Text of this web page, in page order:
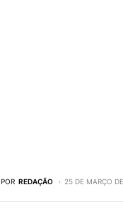
POR REDAÇÃO 25 DE MARÇO